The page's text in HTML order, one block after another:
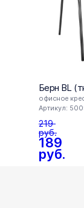
В
Берн BL
офисное
Артикул:
189
руб.
219
руб.